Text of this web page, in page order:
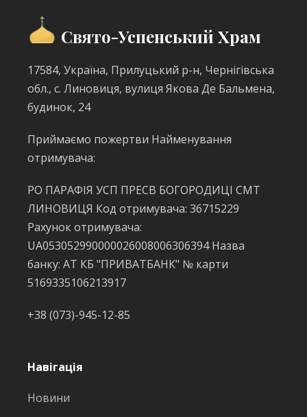
Свято-Успенський Храм
17584, Україна, Прилуцький р-н, Чернігівська
обл., с. Линовиця, вулиця Якова Де Бальмена,
будинок, 24
Приймаємо пожертви Найменування
отримувача:
РО ПАРАФІЯ УСП ПРЕСВ БОГОРОДИЦІ СМТ
ЛИНОВИЦЯ Код отримувача: 36715229
Рахунок отримувача:
UA053052990000026008006306394 Назва
банку: АТ КБ "ПРИВАТБАНК" № карти
5169335106213917
+38 (073)-945-12-85
Навігація
Новини